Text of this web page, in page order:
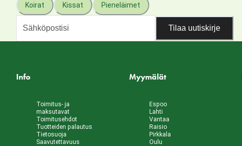
Koirat Kissat Pieneläimet
Tilaa uutiskirje
Info
Toimitus- ja
maksutavat
Toimitusehdot
Tuotteiden palautus
Tietosuoja
Saavutettavuus
Myymälät
Espoo
Lahti
Vantaa
Raisio
Pirkkala
Oulu